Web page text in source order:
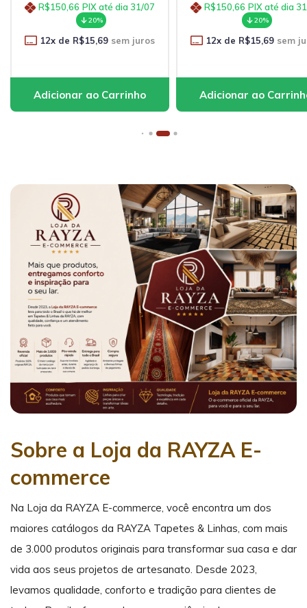
R$150,66 PIX até dia 31/07
20%
12x de R$15,69 sem juros
R$150,66 PIX até dia
20%
12x de R$15,69 sem
Sobre a Loja da RAYZA E-
commerce
Na Loja da RAYZA E-commerce, você encontra um dos
maiores catálogos da RAYZA Tapetes & Linhas, com mais
de 3.000 produtos originais para transformar sua casa e dar
vida aos seus projetos de artesanato. Desde 2023,
levamos qualidade, conforto e tradição para clientes de